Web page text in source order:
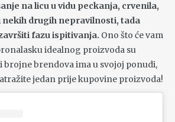
na licu u vidu peckanja, crvenila,
nekih drugih nepravilnosti, tada
fazu ispitivanja. Ono što će vam
idealnog proizvoda su
brojne brendova ima u svojoj ponudi,
jedan prije kupovine proizvoda!